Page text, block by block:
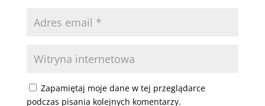
Zapamiętaj moje dane w tej przeglądarce
podczas pisania kolejnych komentarzy.